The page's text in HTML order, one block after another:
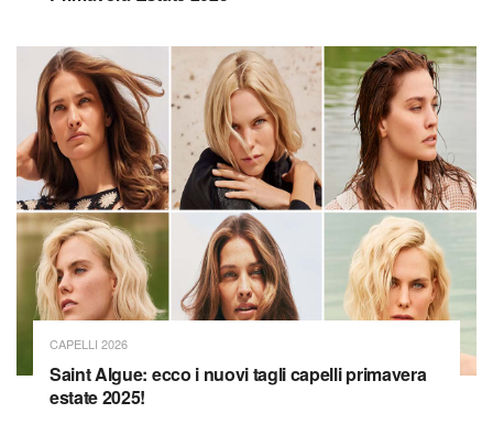
CAPELLI 2026
Saint Algue: ecco i nuovi tagli capelli primavera
estate 2025!